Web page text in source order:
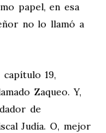
papel, en esa
no lo llamó a
19,
Zaqueo. Y,
de
Judía. O, mejor